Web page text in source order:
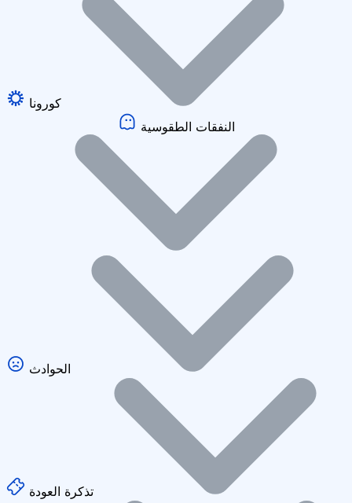
كورونا
النفقات الطقوسية